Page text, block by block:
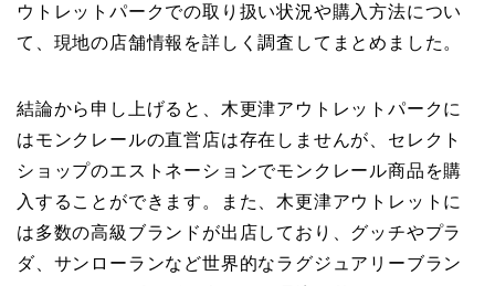
ウトレットパークでの取り扱い状況や購入方法につい
て、現地の店舗情報を詳しく調査してまとめました。
結論から申し上げると、木更津アウトレットパークに
はモンクレールの直営店は存在しませんが、セレクト
ショップのエストネーションでモンクレール商品を購
入することができます。また、木更津アウトレットに
は多数の高級ブランドが出店しており、グッチやプラ
ダ、サンローランなど世界的なラグジュアリーブラン